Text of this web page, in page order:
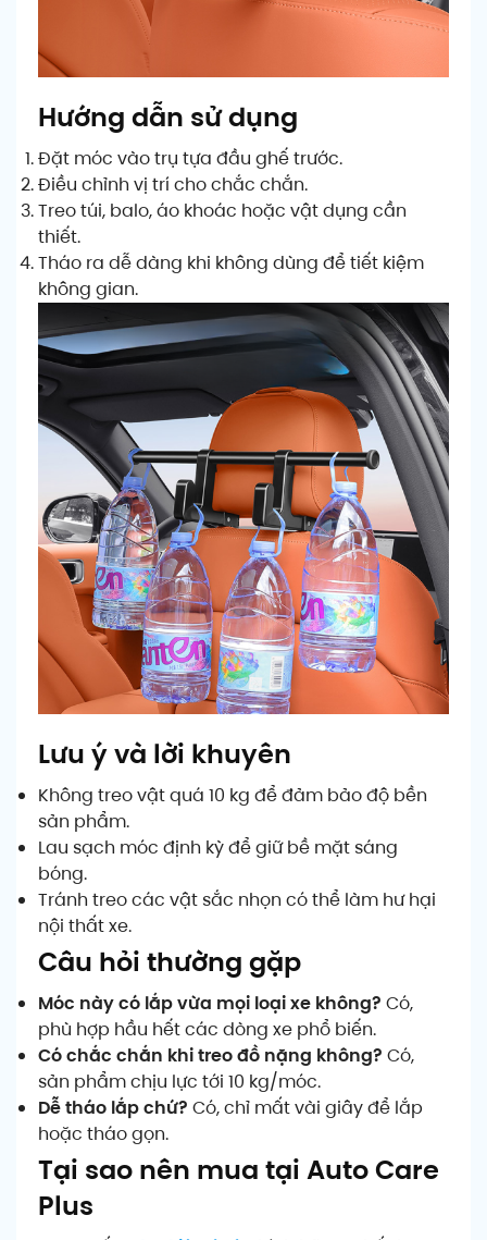
Hướng dẫn sử dụng
Đặt móc vào trụ tựa đầu ghế trước.
Điều chỉnh vị trí cho chắc chắn.
Treo túi, balo, áo khoác hoặc vật dụng cần
thiết.
Tháo ra dễ dàng khi không dùng để tiết kiệm
không gian.
Lưu ý và lời khuyên
Không treo vật quá 10 kg để đảm bảo độ bền
sản phẩm.
Lau sạch móc định kỳ để giữ bề mặt sáng
bóng.
Tránh treo các vật sắc nhọn có thể làm hư hại
nội thất xe.
Câu hỏi thường gặp
Móc này có lắp vừa mọi loại xe không? Có,
phù hợp hầu hết các dòng xe phổ biến.
Có chắc chắn khi treo đồ nặng không? Có,
sản phẩm chịu lực tới 10 kg/móc.
Dễ tháo lắp chứ? Có, chỉ mất vài giây để lắp
hoặc tháo gọn.
Tại sao nên mua tại Auto Care
Plus